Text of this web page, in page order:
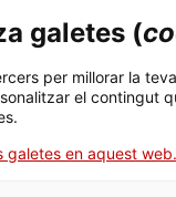
galetes (
per millorar la
el contingut
galetes en aquest web.